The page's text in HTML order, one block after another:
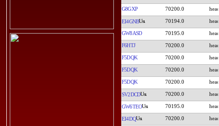
G8GXP 70200.0
EI4GNB 70194.0
GW8ASD 70195.0
F6HTJ 70200.0
F5DQK 70200.0
F5DQK 70200.0
F5DQK 70200.0
SV2DCD 70200.0
GW6TEO 70195.0
EI4DQ 70200.0